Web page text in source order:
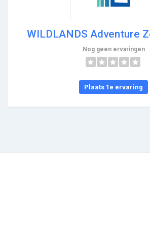
WILDLANDS Adventure
Nog geen ervaringen
Plaats 1e ervaring